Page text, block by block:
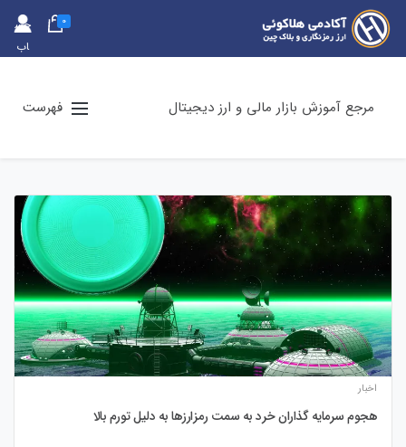
حس
اب
0
مرجع آموزش بازار مالی و ارز دیجیتال فهرست
اخبار
هجوم سرمایه گذاران خرد به سمت رمزارزها به دلیل تورم بالا